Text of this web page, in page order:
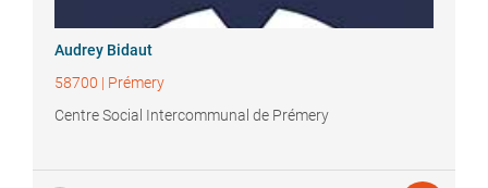
Audrey Bidaut
58700 | Prémery
Centre Social Intercommunal de Prémery